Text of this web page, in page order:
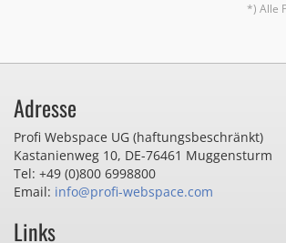
*) Alle
Adresse
Profi Webspace UG (haftungsbeschränkt)
Kastanienweg 10, DE-76461 Muggensturm
Tel: +49 (0)800 6998800
Email: info@profi-webspace.com
Links